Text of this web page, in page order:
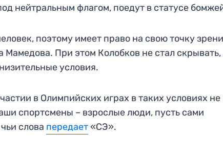
нейтральным флагом, поедут в статусе
поэтому имеет право на свою точку
При этом Колобков не стал скрывать,
условия.
в Олимпийских играх в таких условиях не
спортсмены – взрослые люди, пусть сами
слова передает«СЭ».